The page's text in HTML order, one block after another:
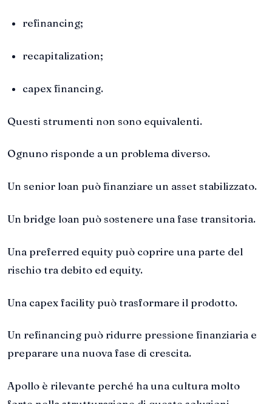
refinancing;
recapitalization;
capex financing.
Questi strumenti non sono equivalenti.
Ognuno risponde a un problema diverso.
Un senior loan può finanziare un asset stabilizzato.
Un bridge loan può sostenere una fase transitoria.
Una preferred equity può coprire una parte del
rischio tra debito ed equity.
Una capex facility può trasformare il prodotto.
Un refinancing può ridurre pressione finanziaria e
preparare una nuova fase di crescita.
Apollo è rilevante perché ha una cultura molto